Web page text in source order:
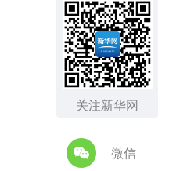
关注新华网
微信